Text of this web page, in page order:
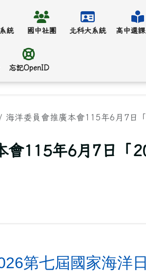
統 國中社團 北科大系統 高中選
忘記OpenID
海洋委員會推廣本會115年6月7日
會115年6月7日「
第七屆國家海洋